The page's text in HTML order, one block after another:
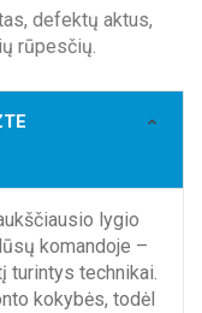
defektų aktus,
rūpesčių.
lygio
komandoje –
turintys technikai.
kokybės, todėl